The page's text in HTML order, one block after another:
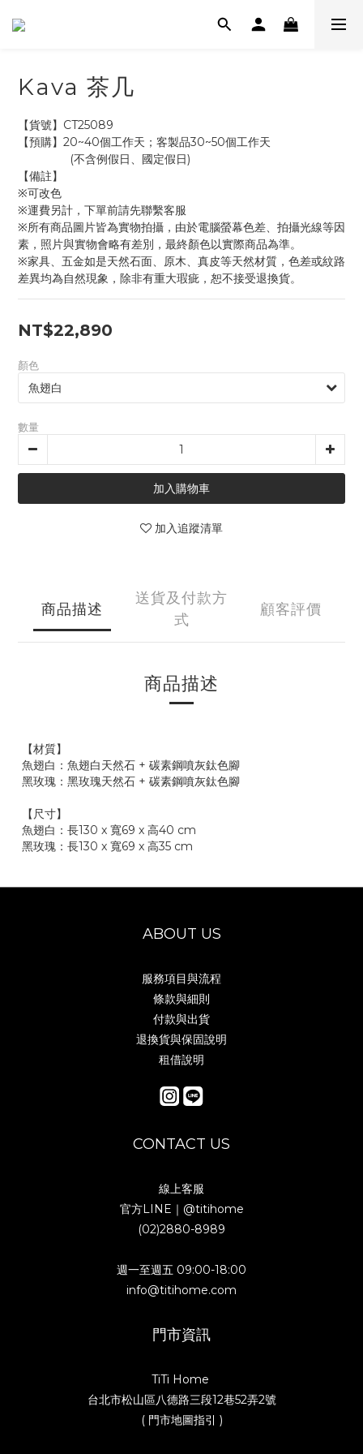
Kava 茶几
【貨號】CT25089
【預購】20~40個工作天；客製品30~50個工作天
                (不含例假日、國定假日)
【備註】
※可改色
※運費另計，下單前請先聯繫客服
※所有商品圖片皆為實物拍攝，由於電腦螢幕色差、拍攝光線等因
素，照片與實物會略有差別，最終顏色以實際商品為準。
※家具、五金如是天然石面、原木、真皮等天然材質，色差或紋路
差異均為自然現象，除非有重大瑕疵，恕不接受退換貨。
NT$22,890
顏色
數量
加入購物車
加入追蹤清單
商品描述
送貨及付款方
式
顧客評價
商品描述
【材質】
魚翅白：魚翅白天然石 + 碳素鋼噴灰鈦色腳
黑玫瑰：黑玫瑰天然石 + 碳素鋼噴灰鈦色腳
【尺寸】
魚翅白： 長130 x 寬69 x 高40 cm
黑玫瑰： 長130 x 寬69 x 高35 cm
ABOUT US
服務項目與流程
條款與細則
付款與出貨
退換貨與保固說明
租借說明
CONTACT US
線上客服
官方LINE｜ @titihome
(02)2880-8989
週一至週五 09:00-18:00
info@titihome.com
門市資訊
TiTi Home
台北市松山區八德路三段12巷52弄2號
( 門市地圖指引 )